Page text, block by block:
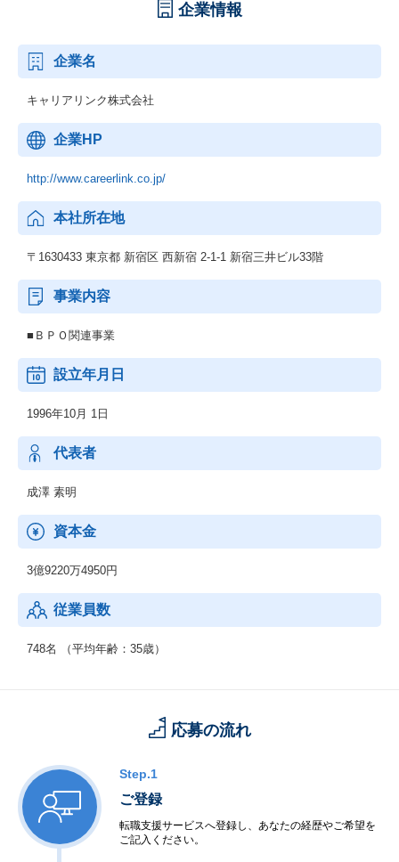
企業情報
企業名
キャリアリンク株式会社
企業HP
http://www.careerlink.co.jp/
本社所在地
〒1630433 東京都 新宿区 西新宿 2-1-1 新宿三井ビル33階
事業内容
■ＢＰＯ関連事業
設立年月日
1996年10月 1日
代表者
成澤 素明
資本金
3億9220万4950円
従業員数
748名 （平均年齢：35歳）
応募の流れ
Step.1
ご登録
転職支援サービスへ登録し、あなたの経歴やご希望を
ご記入ください。